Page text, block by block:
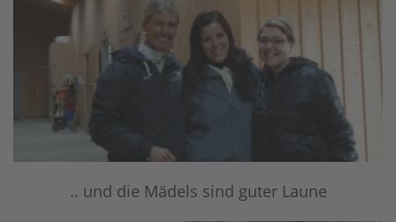
.. und die Mädels sind guter Laune